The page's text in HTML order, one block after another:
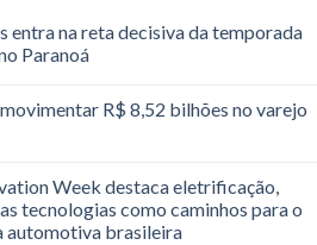
entra na reta decisiva da temporada
Paranoá
R$ 8,52 bilhões no varejo
Week destaca eletrificação,
tecnologias como caminhos para o
automotiva brasileira